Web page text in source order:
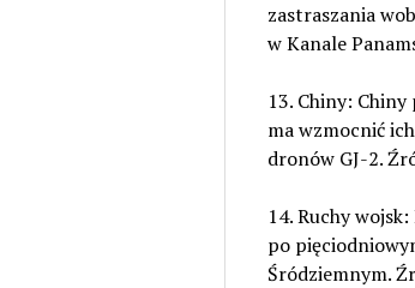
zastraszania
w Kanale
13. Chiny:
ma wzmocnić
dronów GJ-2.
14. Ruchy
po
Śródziemnym.